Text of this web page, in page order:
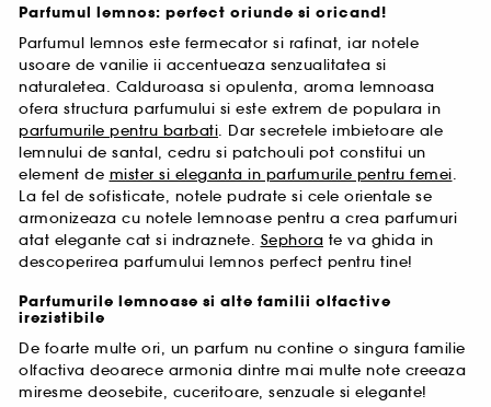
Parfumul lemnos: perfect oriunde si oricand!
Parfumul lemnos este fermecator si rafinat, iar notele
usoare de vanilie ii accentueaza senzualitatea si
naturaletea. Calduroasa si opulenta, aroma lemnoasa
ofera structura parfumului si este extrem de populara in
parfumurile pentru barbati. Dar secretele imbietoare ale
lemnului de santal, cedru si patchouli pot constitui un
element de mister si eleganta in parfumurile pentru femei.
La fel de sofisticate, notele pudrate si cele orientale se
armonizeaza cu notele lemnoase pentru a crea parfumuri
atat elegante cat si indraznete. Sephora te va ghida in
descoperirea parfumului lemnos perfect pentru tine!
Parfumurile lemnoase si alte familii olfactive
irezistibile
De foarte multe ori, un parfum nu contine o singura familie
olfactiva deoarece armonia dintre mai multe note creeaza
miresme deosebite, cuceritoare, senzuale si elegante!